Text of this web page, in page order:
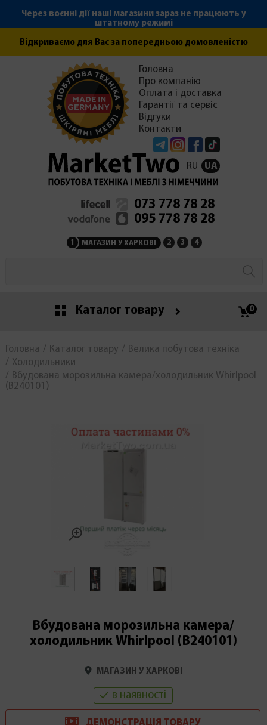
Через воєнні дії наші магазини зараз не працюють у
штатному режимі
Відкриваємо для Вас за попередньою домовленістю
TelegramInstagramFacebook
Головна
Про компанію
Оплата і доставка
Гарантії та сервіс
Відгуки
Контакти
RU UA
073 778 78 28
095 778 78 28
1 МАГАЗИН У ХАРКОВІ 2 МАГАЗИН НА
3 СЕРВІСНИЙ ЦЕНТР
4
Каталог товару 0
Головна Каталог товару
Велика побутова техніка
Холодильники
Вбудована морозильна камера/холодильник Whirlpool
(В240101)
Вбудована морозильна камера/
холодильник Whirlpool (В240101)
МАГАЗИН У ХАРКОВІ
в наявності